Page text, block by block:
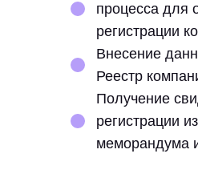
процесса для
регистрации
Внесение
Реестр
Получение
регистрации
меморандума